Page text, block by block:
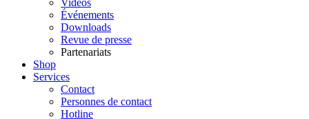
Vidéos
Événements
Downloads
Revue de presse
Partenariats
Shop
Services
Contact
Personnes de contact
Hotline